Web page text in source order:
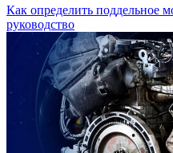
Как определить поддельное
руководство